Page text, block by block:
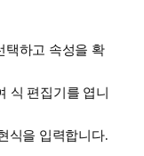
택하고 속성을 확
식 편집기를 엽니
식을 입력합니다.